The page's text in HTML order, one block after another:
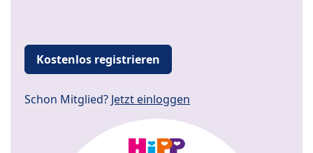
Kostenlos registrieren
Schon Mitglied? Jetzt einloggen